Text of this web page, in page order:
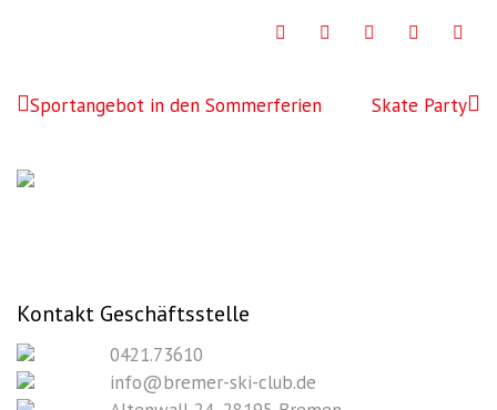
Sportangebot in den Sommerferien Skate Party
Kontakt Geschäftsstelle
0421.73610
info@bremer-ski-club.de